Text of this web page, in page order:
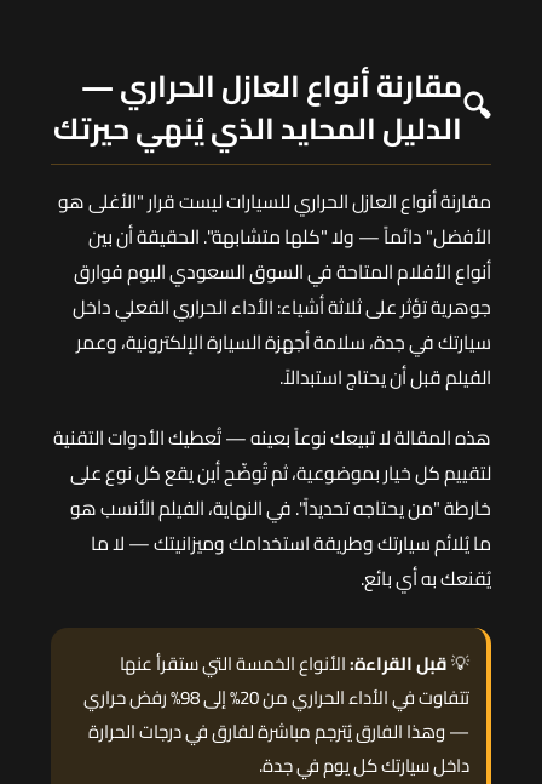
🔍مقارنة أنواع العازل الحراري —
الدليل المحايد الذي يُنهي حيرتك
مقارنة أنواع العازل الحراري للسيارات ليست قرار "الأغلى هو
الأفضل" دائماً — ولا "كلها متشابهة". الحقيقة أن بين
أنواع الأفلام المتاحة في السوق السعودي اليوم فوارق
جوهرية تؤثر على ثلاثة أشياء: الأداء الحراري الفعلي داخل
سيارتك في جدة، سلامة أجهزة السيارة الإلكترونية، وعمر
الفيلم قبل أن يحتاج استبدالاً.
هذه المقالة لا تبيعك نوعاً بعينه — تُعطيك الأدوات التقنية
لتقييم كل خيار بموضوعية، ثم تُوضّح أين يقع كل نوع على
خارطة "من يحتاجه تحديداً". في النهاية، الفيلم الأنسب هو
ما يُلائم سيارتك وطريقة استخدامك وميزانيتك — لا ما
يُقنعك به أي بائع.
💡قبل القراءة:الأنواع الخمسة التي ستقرأ عنها
تتفاوت في الأداء الحراري من 20% إلى 98% رفض حراري
— وهذا الفارق يُترجم مباشرة لفارق في درجات الحرارة
داخل سيارتك كل يوم في جدة.